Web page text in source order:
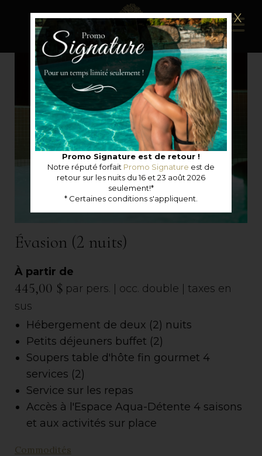
X
Promo Signature est de retour !
Notre réputé forfait Promo Signature est de
retour sur les nuits du 16 et 23 août 2026
seulement!*
* Certaines conditions s'appliquent.
Évasion (2 nuits)
À partir de
445,00 $ par pers. | occ. double | taxes en
sus
Hébergement de deux (2) nuits
Petits déjeuners buffet (2)
Soupers table d'hôte fin gourmet 4
services (2)
Service sur les repas
Accès à l'Espace Aqua-Détente 4 saisons
et aux activités sur place
Commodités